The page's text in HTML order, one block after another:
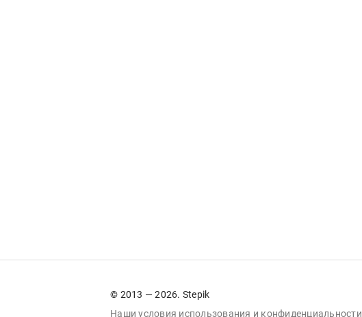
© 2013 — 2026. Stepik
Наши условия использования и конфиденциальности